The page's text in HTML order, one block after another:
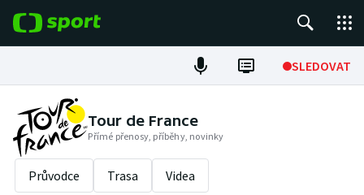
SLEDOVAT
Fotbal
Hokej
Tenis
Tour de France
Přímé přenosy, příběhy, novinky
Průvodce Trasa Videa